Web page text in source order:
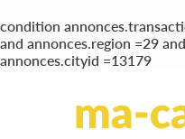
condition
and annonces.region =29
annonces.cityid =13179